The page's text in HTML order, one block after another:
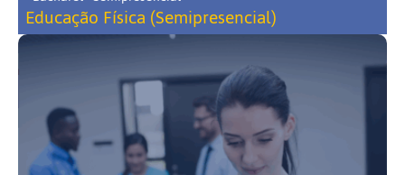
Educação Física (Semipresencial)